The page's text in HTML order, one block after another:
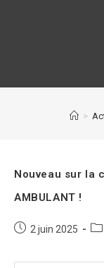
>
Nouveau sur la
AMBULANT !
2 juin 2025